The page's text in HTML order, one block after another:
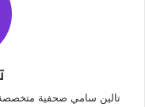
تالين سامي صحفية متخصصة